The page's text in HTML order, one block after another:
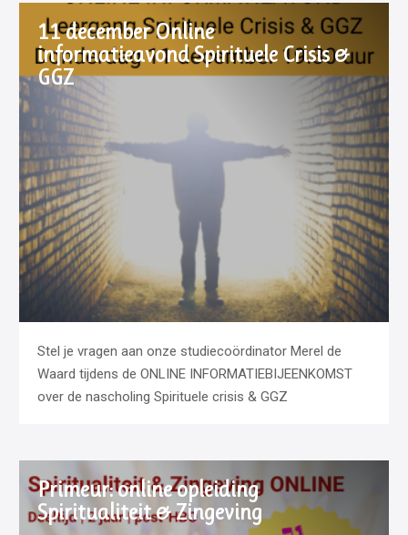
11 december Online
informatieavond Spirituele Crisis &
GGZ
Stel je vragen aan onze studiecoördinator Merel de
Waard tijdens de ONLINE INFORMATIEBIJEENKOMST
over de nascholing Spirituele crisis & GGZ
Primeur: online opleiding
Spiritualiteit & Zingeving